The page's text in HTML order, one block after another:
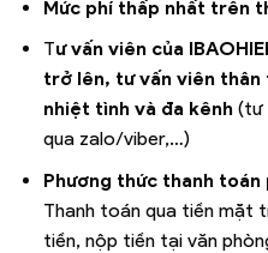
Mức phí thấp nhất trên
Tư vấn viên của
trở lên, tư vấn viên thân
nhiệt tình và đa kênh(tư
qua zalo/viber,…)
Phương thức thanh
Thanh toán qua tiền mặt
tiền, nộp tiền tại văn